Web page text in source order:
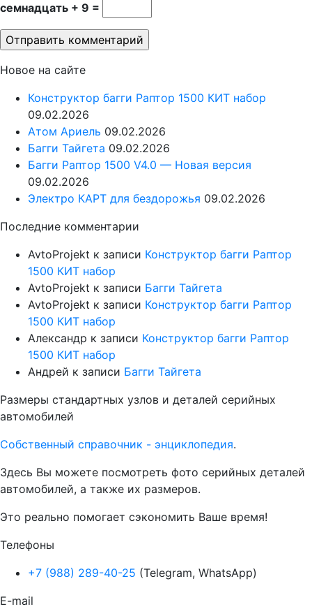
семнадцать + 9 =
Новое на сайте
Конструктор багги Раптор 1500 КИТ набор
09.02.2026
Атом Ариель 09.02.2026
Багги Тайгета 09.02.2026
Багги Раптор 1500 V4.0 — Новая версия
09.02.2026
Электро КАРТ для бездорожья 09.02.2026
Последние комментарии
AvtoProjekt к записи Конструктор багги Раптор
1500 КИТ набор
AvtoProjekt к записи Багги Тайгета
AvtoProjekt к записи Конструктор багги Раптор
1500 КИТ набор
Александр к записи Конструктор багги Раптор
1500 КИТ набор
Андрей к записи Багги Тайгета
Размеры стандартных узлов и деталей серийных
автомобилей
Собственный справочник - энциклопедия.
Здесь Вы можете посмотреть фото серийных деталей
автомобилей, а также их размеров.
Это реально помогает сэкономить Ваше время!
Телефоны
+7 (988) 289-40-25 (Telegram, WhatsApp)
E-mail